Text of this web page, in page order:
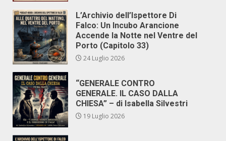
L’Archivio dell’Ispettore Di
Falco: Un Incubo Arancione
Accende la Notte nel Ventre del
Porto (Capitolo 33)
24 Luglio 2026
“GENERALE CONTRO
GENERALE. IL CASO DALLA
CHIESA” – di Isabella Silvestri
19 Luglio 2026